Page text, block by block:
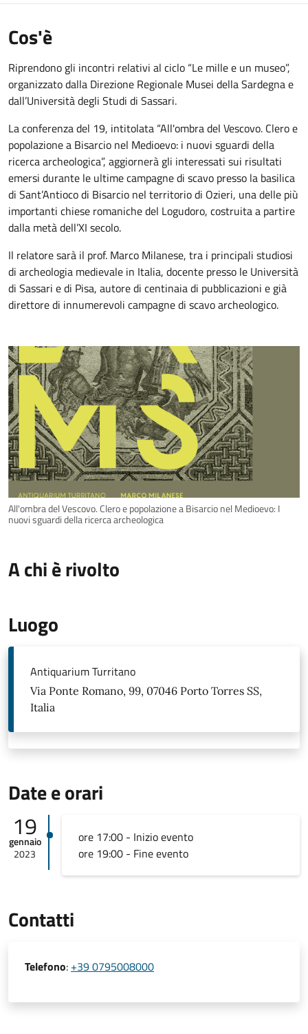
Cos'è
Riprendono gli incontri relativi al ciclo “Le mille e un museo”,
organizzato dalla Direzione Regionale Musei della Sardegna e
dall’Università degli Studi di Sassari.
La conferenza del 19, intitolata “All'ombra del Vescovo. Clero e
popolazione a Bisarcio nel Medioevo: i nuovi sguardi della
ricerca archeologica”, aggiornerà gli interessati sui risultati
emersi durante le ultime campagne di scavo presso la basilica
di Sant’Antioco di Bisarcio nel territorio di Ozieri, una delle più
importanti chiese romaniche del Logudoro, costruita a partire
dalla metà dell’XI secolo.
Il relatore sarà il prof. Marco Milanese, tra i principali studiosi
di archeologia medievale in Italia, docente presso le Università
di Sassari e di Pisa, autore di centinaia di pubblicazioni e già
direttore di innumerevoli campagne di scavo archeologico.
All'ombra del Vescovo. Clero e popolazione a Bisarcio nel Medioevo: I
nuovi sguardi della ricerca archeologica
A chi è rivolto
Luogo
Antiquarium Turritano
Via Ponte Romano, 99, 07046 Porto Torres SS,
Italia
Date e orari
19
gennaio
2023
ore 17:00 - Inizio evento
ore 19:00 - Fine evento
Contatti
Telefono: +39 0795008000